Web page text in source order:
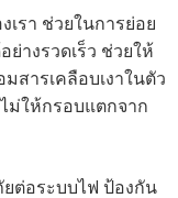
เรา ช่วยในการย่อย
างรวดเร็ว ช่วยให้
สารเคลือบเงาในตัว
ม่ให้กรอบแตกจาก
ต่อระบบไฟ ป้องกัน